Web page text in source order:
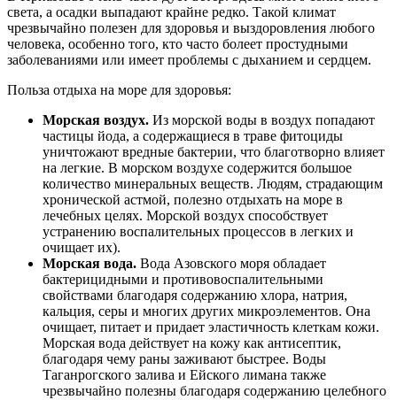
света, а осадки выпадают крайне редко. Такой климат
чрезвычайно полезен для здоровья и выздоровления любого
человека, особенно того, кто часто болеет простудными
заболеваниями или имеет проблемы с дыханием и сердцем.
Польза отдыха на море для здоровья:
Морская воздух. Из морской воды в воздух попадают
частицы йода, а содержащиеся в траве фитоциды
уничтожают вредные бактерии, что благотворно влияет
на легкие. В морском воздухе содержится большое
количество минеральных веществ. Людям, страдающим
хронической астмой, полезно отдыхать на море в
лечебных целях. Морской воздух способствует
устранению воспалительных процессов в легких и
очищает их).
Морская вода. Вода Азовского моря обладает
бактерицидными и противовоспалительными
свойствами благодаря содержанию хлора, натрия,
кальция, серы и многих других микроэлементов. Она
очищает, питает и придает эластичность клеткам кожи.
Морская вода действует на кожу как антисептик,
благодаря чему раны заживают быстрее. Воды
Таганрогского залива и Ейского лимана также
чрезвычайно полезны благодаря содержанию целебного